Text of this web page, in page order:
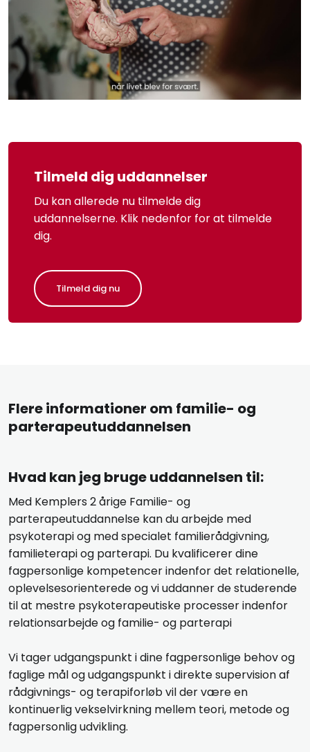
​Tilmeld dig uddannelser
Du kan allerede nu tilmelde dig
uddannelserne. Klik nedenfor for at tilmelde
dig.
Tilmeld dig nu
Flere informationer om familie- og
parterapeutuddannelsen​
​Hvad kan jeg bruge uddannelsen til:
Med Kemplers 2 årige Familie- og
parterapeutuddannelse kan du arbejde med
psykoterapi og med specialet familierådgivning,
familieterapi og parterapi. Du kvalificerer dine
fagpersonlige kompetencer indenfor det relationelle,
oplevelsesorienterede og vi uddanner de studerende
til at mestre psykoterapeutiske processer indenfor
relationsarbejde og familie- og parterapi
Vi tager udgangspunkt i dine fagpersonlige behov og
faglige mål og udgangspunkt i direkte supervision af
rådgivnings- og terapiforløb vil der være en
kontinuerlig vekselvirkning mellem teori, metode og
fagpersonlig udvikling.